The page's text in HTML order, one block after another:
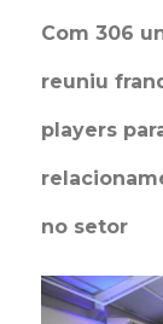
Com 306
reuniu
players
no setor